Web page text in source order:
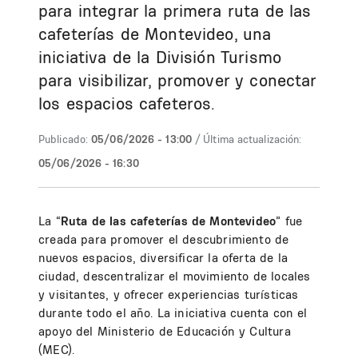
para integrar la primera ruta de las
cafeterías de Montevideo, una
iniciativa de la División Turismo
para visibilizar, promover y conectar
los espacios cafeteros.
Publicado: 05/06/2026 - 13:00 / Última actualización:
05/06/2026 - 16:30
La “Ruta de las cafeterías de Montevideo” fue
creada para promover el descubrimiento de
nuevos espacios, diversificar la oferta de la
ciudad, descentralizar el movimiento de locales
y visitantes, y ofrecer experiencias turísticas
durante todo el año. La iniciativa cuenta con el
apoyo del Ministerio de Educación y Cultura
(MEC).